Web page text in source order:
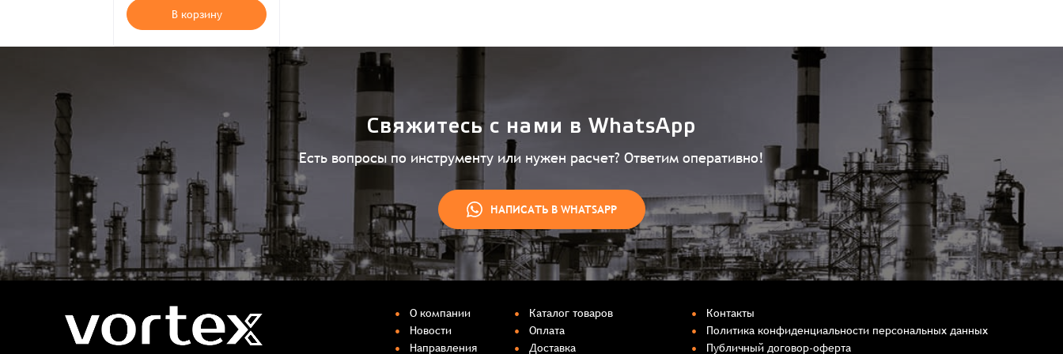
В корзину
Свяжитесь с нами в WhatsApp
Есть вопросы по инструменту или нужен расчет? Ответим оперативно!
НАПИСАТЬ В WHATSAPP
О компании
Новости
Направления
Каталог товаров
Оплата
Доставка
Контакты
Политика конфиденциальности персональных данных
Публичный договор-оферта